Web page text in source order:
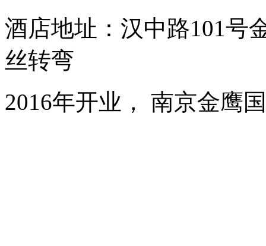
酒店地址：汉中路101号
丝转弯
2016年开业， 南京金